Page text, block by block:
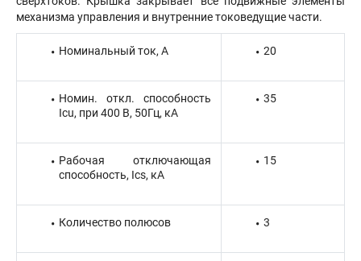
механизма управления и внутренние токоведущие части.
Номинальный ток, А 20
Номин. откл. способность
Icu, при 400 В, 50Гц, кА
35
Рабочая отключающая
способность, Ics, кА
15
Количество полюсов 3